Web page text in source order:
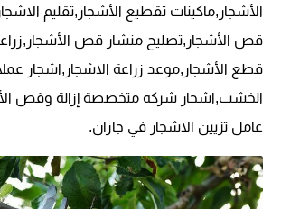
الأشجار,ماكينات تقطيع الأشجار,تقليم
قص الأشجار,تصليح منشار قص
قطع الأشجار,موعد زراعة الاشجار,اشجار
الخشب,اشجار شركه متخصصة إزالة وقص
عامل تزيين الاشجار في جازان.